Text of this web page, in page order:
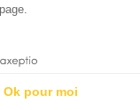
Ok pour moi